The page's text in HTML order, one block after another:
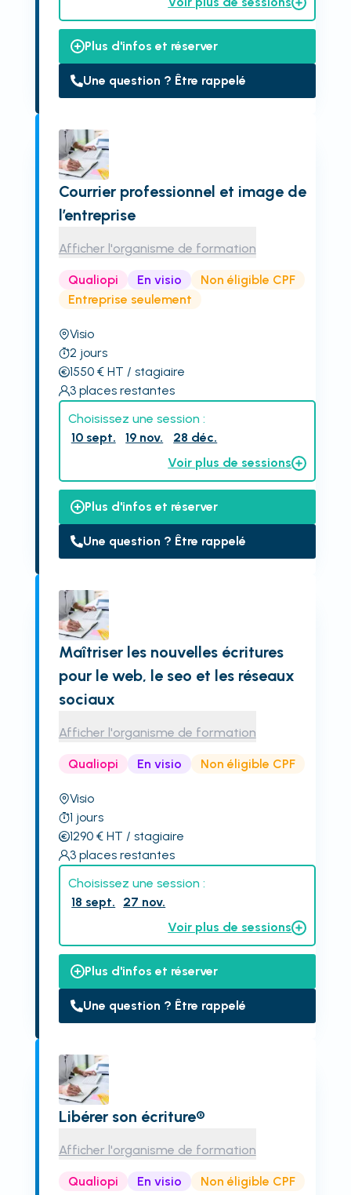
Plus d'infos et réserver
Une question ? Être rappelé
Courrier professionnel et image de
l’entreprise
Afficher l'organisme de formation
Qualiopi En visio
Non éligible CPF
Entreprise seulement
Visio
2 jours
1550€ HT / stagiaire
3 places restantes
Choisissez une session :
10 sept.
19 nov.
28 déc.
Voir plus de sessions
Plus d'infos et réserver
Une question ? Être rappelé
Maîtriser les nouvelles écritures
pour le web, le seo et les réseaux
sociaux
Afficher l'organisme de formation
Qualiopi En visio Non éligible CPF
Visio
1 jours
1290€ HT / stagiaire
3 places restantes
Choisissez une session :
18 sept.
27 nov.
Voir plus de sessions
Plus d'infos et réserver
Une question ? Être rappelé
Libérer son écriture®
Afficher l'organisme de formation
Qualiopi En visio Non éligible CPF